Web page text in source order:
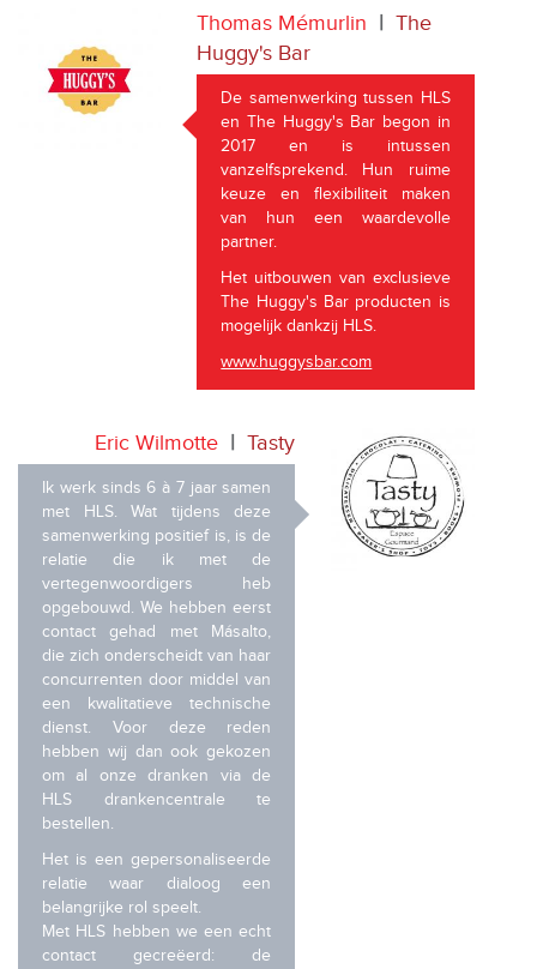
Thomas Mémurlin
The
Huggy's Bar
De samenwerking tussen HLS
en The Huggy's Bar begon in
2017 en is intussen
vanzelfsprekend. Hun ruime
keuze en flexibiliteit maken
van hun een waardevolle
partner.
Het uitbouwen van exclusieve
The Huggy's Bar producten is
mogelijk dankzij HLS.
www.huggysbar.com
Eric Wilmotte Tasty
Ik werk sinds 6 à 7 jaar samen
met HLS. Wat tijdens deze
samenwerking positief is, is de
relatie die ik met de
vertegenwoordigers heb
opgebouwd. We hebben eerst
contact gehad met Másalto,
die zich onderscheidt van haar
concurrenten door middel van
een kwalitatieve technische
dienst. Voor deze reden
hebben wij dan ook gekozen
om al onze dranken via de
HLS drankencentrale te
bestellen.
Het is een gepersonaliseerde
relatie waar dialoog een
belangrijke rol speelt.
Met HLS hebben we een echt
contact gecreëerd: de